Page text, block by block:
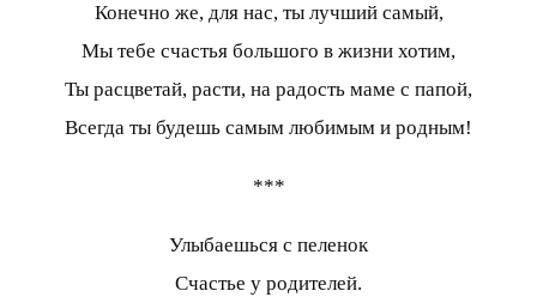
Конечно же, для нас, ты лучший самый,
Мы тебе счастья большого в жизни хотим,
Ты расцветай, расти, на радость маме с папой,
Всегда ты будешь самым любимым и родным!
***
Улыбаешься с пеленок
Счастье у родителей.